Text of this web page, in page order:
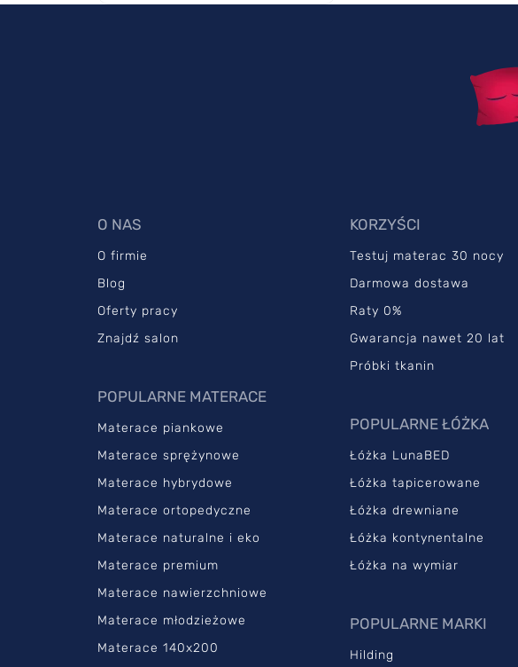
O NAS
O firmie
Blog
Oferty pracy
Znajdź salon
POPULARNE MATERACE
Materace piankowe
Materace sprężynowe
Materace hybrydowe
Materace ortopedyczne
Materace naturalne i eko
Materace premium
Materace nawierzchniowe
Materace młodzieżowe
Materace 140x200
KORZYŚCI
Testuj materac 30 nocy
Darmowa dostawa
Raty 0%
Gwarancja nawet 20 lat
Próbki tkanin
POPULARNE ŁÓŻKA
Łóżka LunaBED
Łóżka tapicerowane
Łóżka drewniane
Łóżka kontynentalne
Łóżka na wymiar
POPULARNE MARKI
Hilding